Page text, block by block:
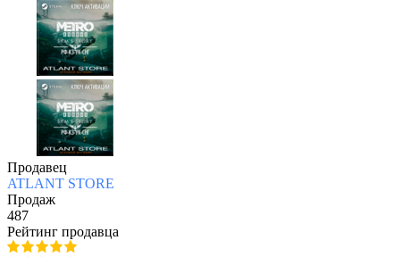
Продавец
ATLANT STORE
Продаж
487
Рейтинг продавца